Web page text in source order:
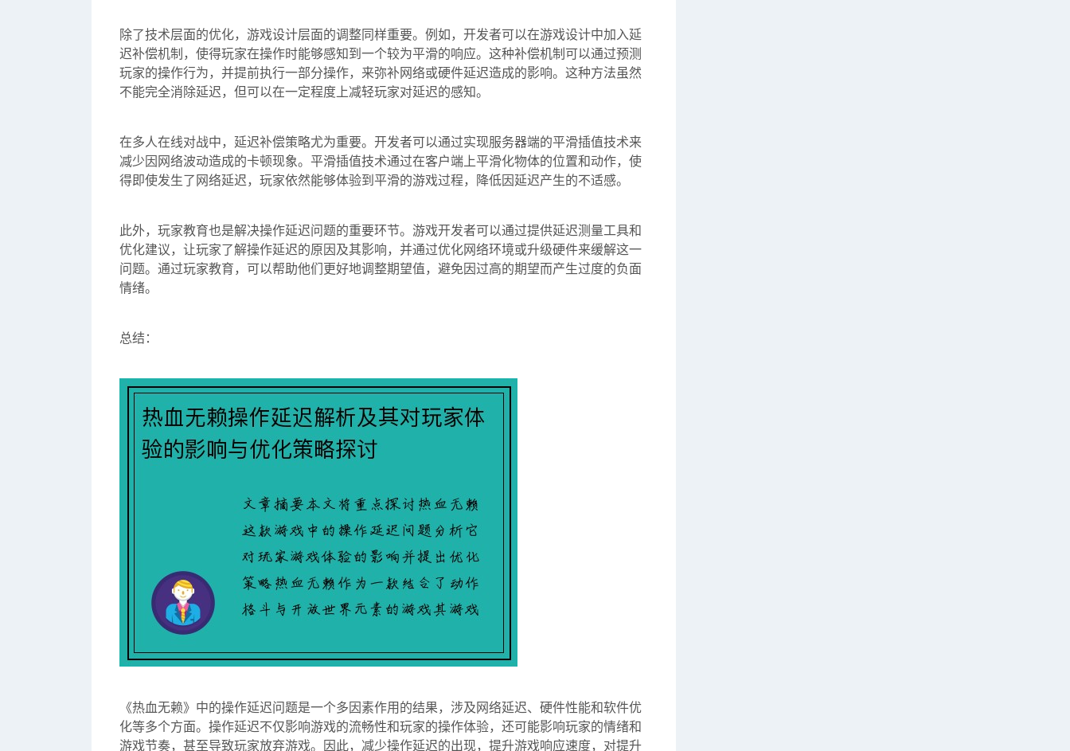
除了技术层面的优化，游戏设计层面的调整同样重要。例如，开发者可以在游戏设计中加入延
迟补偿机制，使得玩家在操作时能够感知到一个较为平滑的响应。这种补偿机制可以通过预测
玩家的操作行为，并提前执行一部分操作，来弥补网络或硬件延迟造成的影响。这种方法虽然
不能完全消除延迟，但可以在一定程度上减轻玩家对延迟的感知。
在多人在线对战中，延迟补偿策略尤为重要。开发者可以通过实现服务器端的平滑插值技术来
减少因网络波动造成的卡顿现象。平滑插值技术通过在客户端上平滑化物体的位置和动作，使
得即使发生了网络延迟，玩家依然能够体验到平滑的游戏过程，降低因延迟产生的不适感。
此外，玩家教育也是解决操作延迟问题的重要环节。游戏开发者可以通过提供延迟测量工具和
优化建议，让玩家了解操作延迟的原因及其影响，并通过优化网络环境或升级硬件来缓解这一
问题。通过玩家教育，可以帮助他们更好地调整期望值，避免因过高的期望而产生过度的负面
情绪。
总结：
《热血无赖》中的操作延迟问题是一个多因素作用的结果，涉及网络延迟、硬件性能和软件优
化等多个方面。操作延迟不仅影响游戏的流畅性和玩家的操作体验，还可能影响玩家的情绪和
游戏节奏，甚至导致玩家放弃游戏。因此，减少操作延迟的出现，提升游戏响应速度，对提升